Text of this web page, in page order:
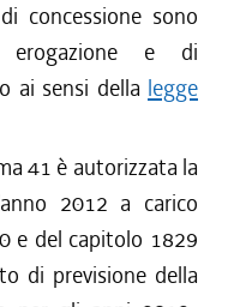
concessione sono
e di
ai sensi della legge
41 è autorizzata la
2012 a carico
e del capitolo 1829
di previsione della